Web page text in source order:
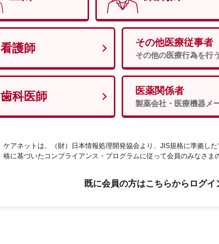
看護師 その他医療従事者
その他の医療行為を行
歯科医師 医薬関係者
製薬会社・医療機器メ
ケアネットは、（財）日本情報処理開発協会より、JIS規格に準拠し
格に基づいたコンプライアンス・プログラムに従って会員のみなさま
既に会員の方はこちらからログイ
※半角数字8文字で入力してください。 （例
男性 女性
次へ